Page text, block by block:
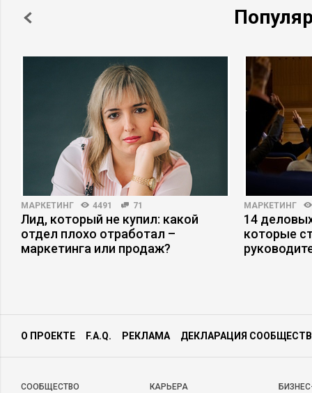
МАРКЕТИНГ 4491 71
Лид, который не купил: какой
отдел плохо отработал –
маркетинга или продаж?
МАРКЕТИНГ
14
которые
О ПРОЕКТЕ F.A.Q. РЕКЛАМА ДЕКЛАРАЦИЯ
CООБЩЕСТВО КАРЬЕРА